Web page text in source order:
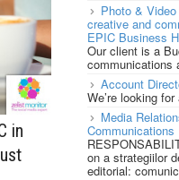
in
Photo &
creative and
EPIC Business
Our client is a
communications
Account
We’re looking
Media
Communications
on a strategiilor
editorial: